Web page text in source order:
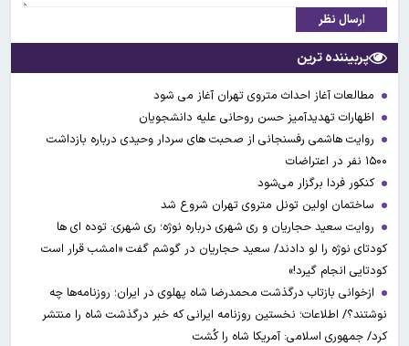
ارسال نظر
پربیننده ترین
مطالعات آغاز احداث متروی تهران آغاز می شود
اظهارات تهدیدآمیز حسن روحانی علیه دانشجویان
روایت هاشمی رفسنجانی از صحبت های سردار وحیدی درباره بازداشت
۱۵۰۰ نفر در اعتراضات
کنکور فردا برگزار می‌شود
ساختمان اولین تونل متروی تهران شروع شد
روایت سعید حجاریان و ری شهری درباره نوژه؛ ری شهری: توده ای ها
کودتای نوژه را لو دادند/ سعید حجاریان در گوشم گفت «امشب قرار است
کودتایی انجام گیرد!»
ازخوانی بازتاب درگذشت محمدرضا شاه پهلوی در ایران؛ روزنامه‌ها چه
نوشتند؟/ اطلاعات؛ نخستین روزنامه ایرانی که خبر درگذشت شاه را منتشر
کرد/ جمهوری اسلامی: آمریکا شاه را کُشت